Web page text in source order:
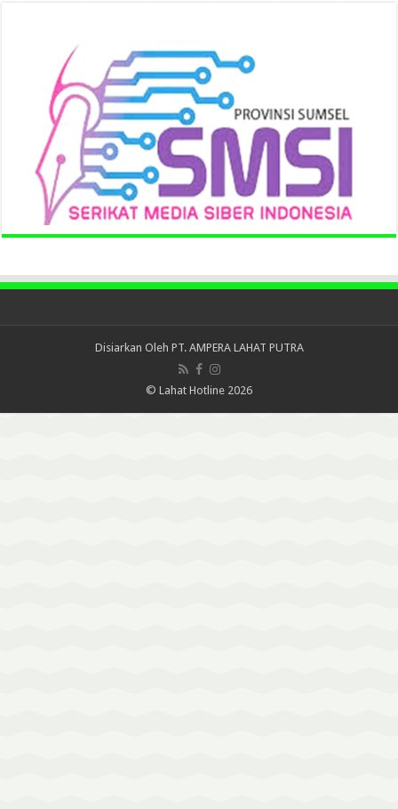
Disiarkan Oleh PT. AMPERA LAHAT PUTRA
© Lahat Hotline 2026